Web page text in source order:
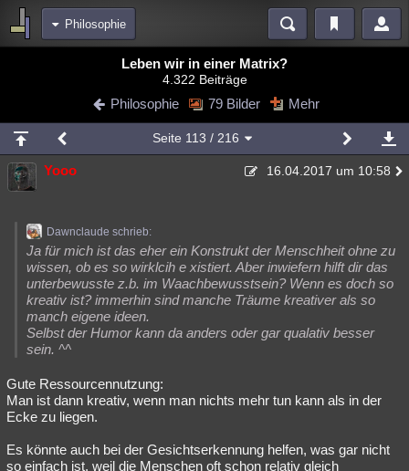
Philosophie
Blogs Videos
Chat Wiki Neuigkeiten
meine Rubriken
Menschen Mystery Kriminalfälle
Natur Umfragen Unterhaltung
weitere Rubriken
Philosophie Träume Orte Esoterik Literatur
Astronomie Helpdesk Gruppen Gaming Filme
Übersichten
Lesenswert Schlüsselwörter
Leben wir in einer Matrix?
4.322 Beiträge
Philosophie 79 Bilder Mehr
Seite 113 / 216
Yooo 16.04.2017 um 10:58
Dawnclaude schrieb:
Ja für mich ist das eher ein Konstrukt der Menschheit ohne zu
wissen, ob es so wirklcih e xistiert. Aber inwiefern hilft dir das
unterbewusste z.b. im Waachbewusstsein? Wenn es doch so
kreativ ist? immerhin sind manche Träume kreativer als so
manch eigene ideen.
Selbst der Humor kann da anders oder gar qualativ besser
sein. ^^
Gute Ressourcennutzung:
Man ist dann kreativ, wenn man nichts mehr tun kann als in der
Ecke zu liegen.
Es könnte auch bei der Gesichtserkennung helfen, was gar nicht
so einfach ist, weil die Menschen oft schon relativ gleich